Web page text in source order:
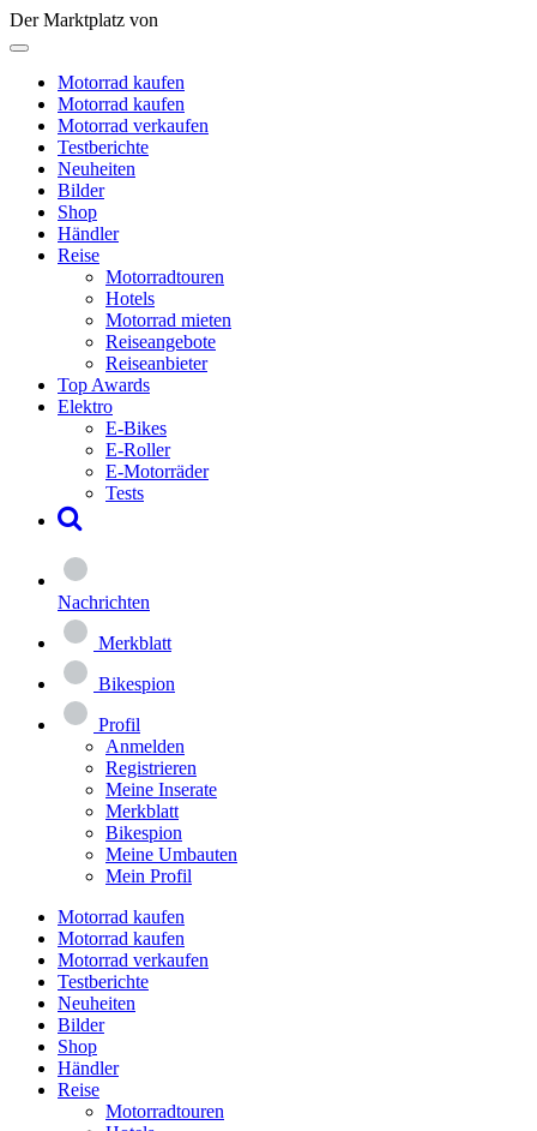
Der Marktplatz von
Motorrad kaufen
Motorrad kaufen
Motorrad verkaufen
Testberichte
Neuheiten
Bilder
Shop
Händler
Reise
Motorradtouren
Hotels
Motorrad mieten
Reiseangebote
Reiseanbieter
Top Awards
Elektro
E-Bikes
E-Roller
E-Motorräder
Tests
Nachrichten
Merkblatt
Bikespion
Profil
Anmelden
Registrieren
Meine Inserate
Merkblatt
Bikespion
Meine Umbauten
Mein Profil
Motorrad kaufen
Motorrad kaufen
Motorrad verkaufen
Testberichte
Neuheiten
Bilder
Shop
Händler
Reise
Motorradtouren